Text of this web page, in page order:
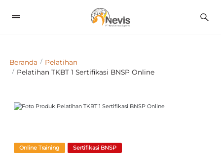
Beranda
Pelatihan
Pelatihan TKBT 1 Sertifikasi BNSP Online
Previous
Online Training Sertifikasi BNSP